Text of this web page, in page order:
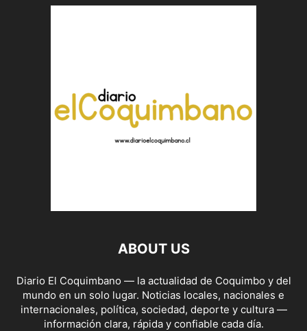
ABOUT US
Diario El Coquimbano — la actualidad de Coquimbo y del
mundo en un solo lugar. Noticias locales, nacionales e
internacionales, política, sociedad, deporte y cultura —
información clara, rápida y confiable cada día.